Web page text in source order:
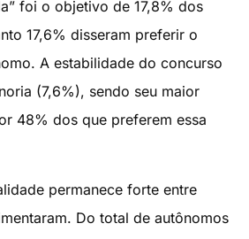
foi o objetivo de 17,8% dos
17,6% disseram preferir o
A estabilidade do concurso
(7,6%), sendo seu maior
48% dos que preferem essa
permanece forte entre
Do total de autônomos